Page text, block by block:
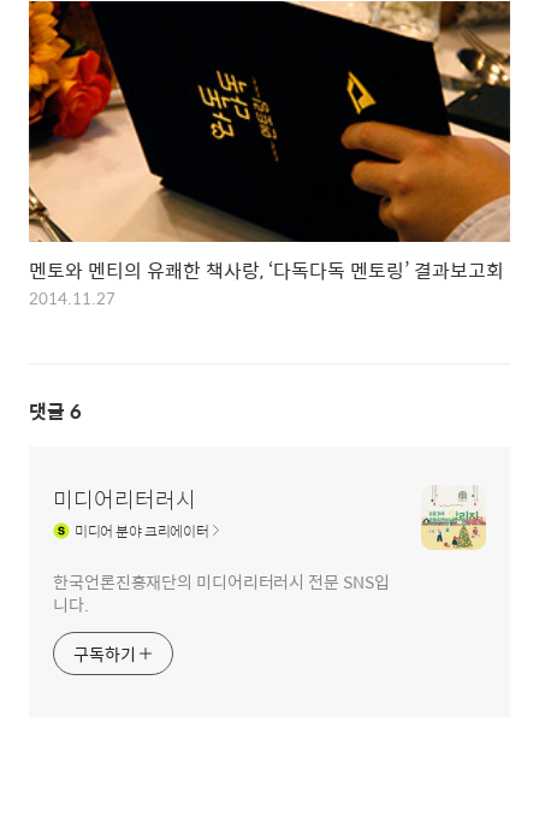
멘토와 멘티의 유쾌한 책사랑, ‘다독다독 멘토링’ 결과보고회
2014.11.27
댓글 6
미디어리터러시
미디어분야 크리에이터
한국언론진흥재단의 미디어리터러시 전문 SNS입
니다.
구독하기